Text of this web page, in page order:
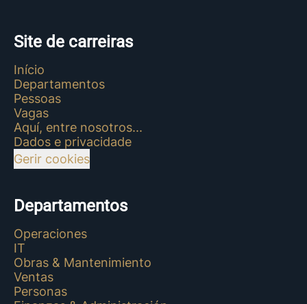
Site de carreiras
Início
Departamentos
Pessoas
Vagas
Aquí, entre nosotros...
Dados e privacidade
Gerir cookies
Departamentos
Operaciones
IT
Obras & Mantenimiento
Ventas
Personas